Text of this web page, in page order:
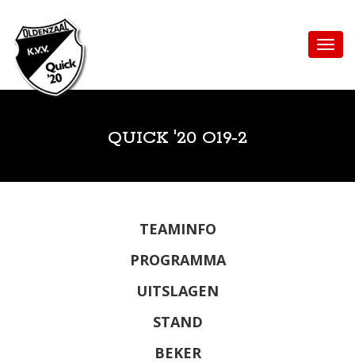
QUICK '20 O19-2
TEAMINFO
PROGRAMMA
UITSLAGEN
STAND
BEKER